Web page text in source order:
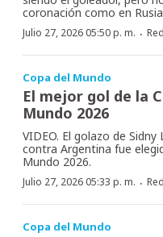
coronación como en
Julio 27, 2026 05:50 p. m. ·
Copa del Mundo
El mejor gol de la
Mundo 2026
VIDEO. El golazo de
contra Argentina fue
Mundo 2026.
Julio 27, 2026 05:33 p. m. ·
Copa del Mundo